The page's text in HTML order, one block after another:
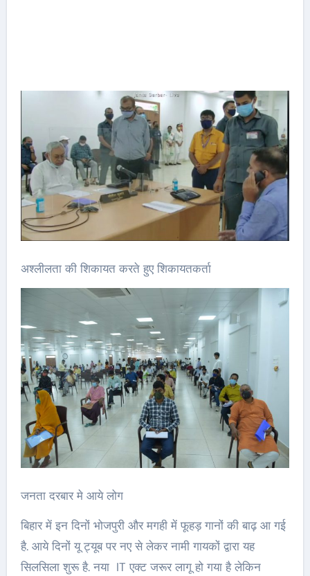
अश्लीलता की शिकायत करते हुए शिकायतकर्ता
जनता दरबार मे आये लोग
बिहार में इन दिनों भोजपुरी और मगही में फूहड़ गानों की बाढ़ आ गई
है. आये दिनों यू ट्यूब पर नए से लेकर नामी गायकों द्वारा यह
सिलसिला शुरू है. नया IT एक्ट जरूर लागू हो गया है लेकिन